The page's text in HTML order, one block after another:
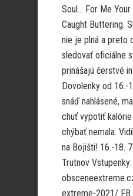
Soul… For Me Your
Caught Buttering.
nie je plná a preto
sledovať oficiálne
prinášajú čerstvé
Dovolenky od 16.-
snáď nahlásené,
chuť vypotiť
chýbať nemala.
na Bojišti! 16.-18.
Trutnov
extreme-2021/ FB